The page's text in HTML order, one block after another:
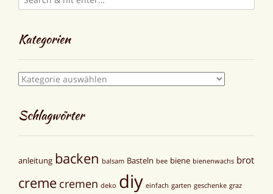
Kategorien
Kategorien
Schlagwörter
anleitung backen balsam Basteln bee biene bienenwachs brot
creme cremen deko diy einfach garten geschenke graz